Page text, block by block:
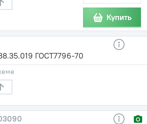
Купить
ГОСТ7796-70